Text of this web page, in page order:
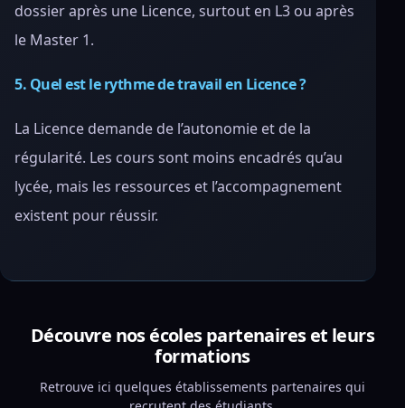
dossier après une Licence, surtout en L3 ou après
le Master 1.
5. Quel est le rythme de travail en Licence ?
La Licence demande de l’autonomie et de la
régularité. Les cours sont moins encadrés qu’au
lycée, mais les ressources et l’accompagnement
existent pour réussir.
Découvre nos écoles partenaires et leurs
formations
Retrouve ici quelques établissements partenaires qui